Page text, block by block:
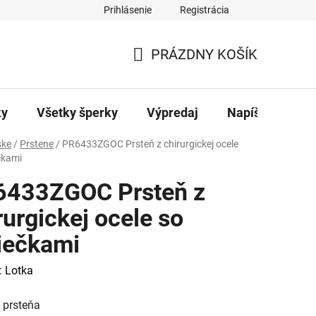
Prihlásenie Registrácia
KOŠÍK
PRÁZDNY KOŠÍK
Všetky šperky Výpredaj Napíšte nám
/ Prstene / PR6433ZGOC Prsteň z chirurgickej ocele
Prsteň z
ocele so
Lotka